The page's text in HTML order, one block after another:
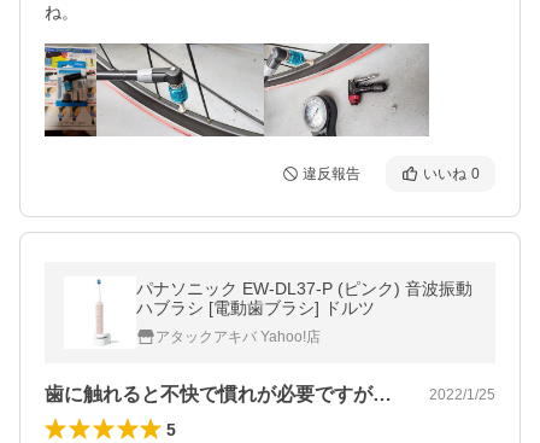
ね。
違反報告 いいね 0
パナソニック EW-DL37-P (ピンク) 音波振動
ハブラシ [電動歯ブラシ] ドルツ
アタックアキバ Yahoo!店
歯に触れると不快で慣れが必要ですがお勧め 2022/1/25
5